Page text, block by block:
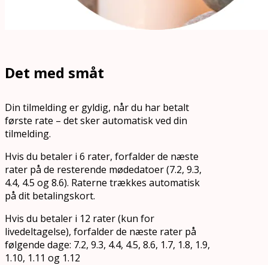
Det med småt
Din tilmelding er gyldig, når du har betalt
første rate – det sker automatisk ved din
tilmelding.
Hvis du betaler i 6 rater, forfalder de næste
rater på de resterende mødedatoer (7.2, 9.3,
4.4, 4.5 og 8.6). Raterne trækkes automatisk
på dit betalingskort.
Hvis du betaler i 12 rater (kun for
livedeltagelse), forfalder de næste rater på
følgende dage: 7.2, 9.3, 4.4, 4.5, 8.6, 1.7, 1.8, 1.9,
1.10, 1.11 og 1.12